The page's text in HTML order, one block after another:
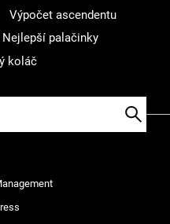
Výpočet ascendentu
Nejlepší palačinky
koláč